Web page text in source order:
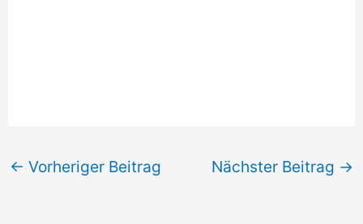
← Vorheriger Beitrag Nächster Beitrag →